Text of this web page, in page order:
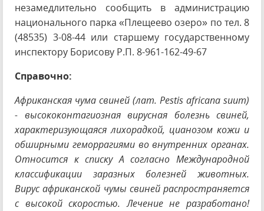
незамедлительно сообщить в администрацию
национального парка «Плещеево озеро» по тел. 8
(48535) 3-08-44 или старшему государственному
инспектору Борисову Р.П. 8-961-162-49-67
Справочно:
Африканская чума свиней (лат. Pestis africana suum)
- высококонтагиозная вирусная болезнь свиней,
характеризующаяся лихорадкой, цианозом кожи и
обширными геморрагиями во внутренних органах.
Относится к списку A согласно Международной
классификации заразных болезней животных.
Вирус африканской чумы свиней распространяется
с высокой скоростью. Лечение не разработано!